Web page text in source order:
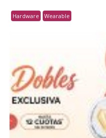
Hardware Wearable